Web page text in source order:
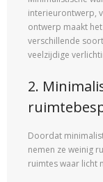
interieurontwerp,
ontwerp maakt
verschillende
veelzijdige
2.
Doordat
nemen ze weinig
ruimtes waar licht